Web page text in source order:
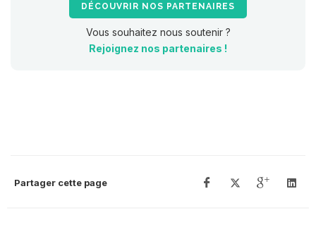
DÉCOUVRIR NOS PARTENAIRES
Vous souhaitez nous soutenir ?
Rejoignez nos partenaires !
Partager cette page